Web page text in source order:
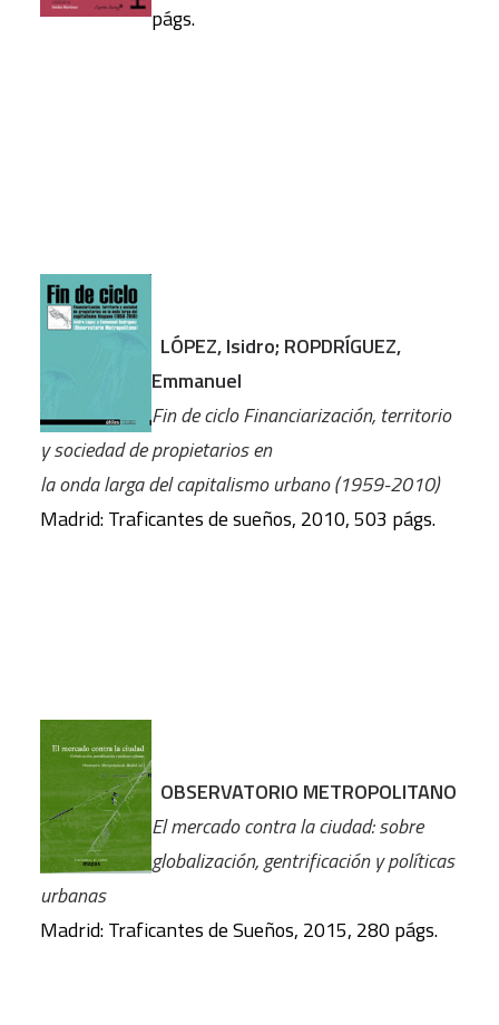
págs.
LÓPEZ, Isidro; ROPDRÍGUEZ,
Emmanuel
Fin de ciclo Financiarización, territorio
y sociedad de propietarios en
la onda larga del capitalismo urbano (1959-2010)
Madrid: Traficantes de sueños, 2010, 503 págs.
OBSERVATORIO METROPOLITANO
El mercado contra la ciudad: sobre
globalización, gentrificación y políticas
urbanas
Madrid: Traficantes de Sueños, 2015, 280 págs.